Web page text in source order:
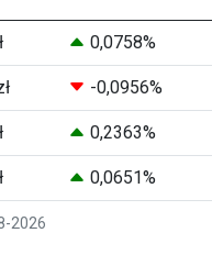
2026
0,0758%
-0,0956%
0,2363%
0,0651%